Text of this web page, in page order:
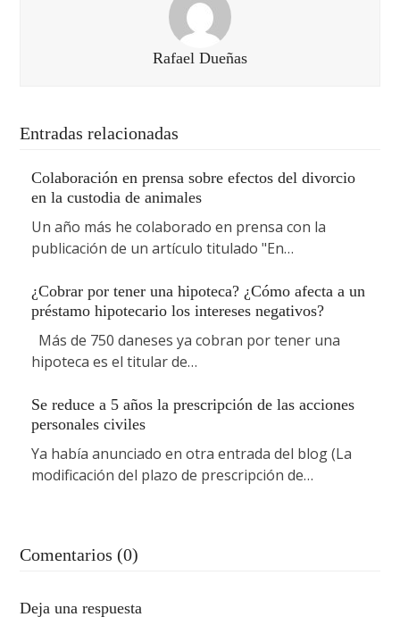
Rafael Dueñas
Entradas relacionadas
Colaboración en prensa sobre efectos del divorcio
en la custodia de animales
Un año más he colaborado en prensa con la
publicación de un artículo titulado "En…
¿Cobrar por tener una hipoteca? ¿Cómo afecta a un
préstamo hipotecario los intereses negativos?
Más de 750 daneses ya cobran por tener una
hipoteca es el titular de…
Se reduce a 5 años la prescripción de las acciones
personales civiles
Ya había anunciado en otra entrada del blog (La
modificación del plazo de prescripción de…
Comentarios (0)
Deja una respuesta